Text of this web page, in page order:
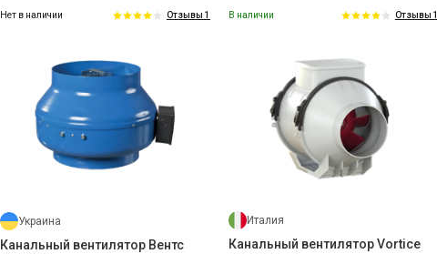
Тиристорный регулятор
Soler&Palau REB-1NE
Цена
6 725 грн
Нет в наличии Отзывы 1
Украина
Канальный вентилятор Вентс
В наличии Отзывы 1
Италия
Канальный вентилятор Vortice